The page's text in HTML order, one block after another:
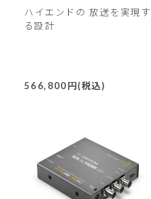
M〕
ハイエンドの 放送を実現す
る設計
566,800円(税込)